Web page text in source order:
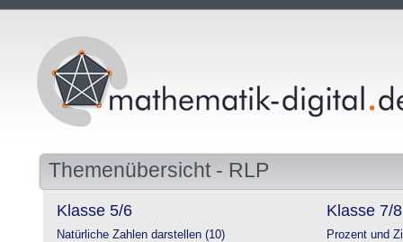
Themenübersicht - RLP
Klasse 5/6
Natürliche Zahlen darstellen (10)
Klasse 7/8
Prozent und